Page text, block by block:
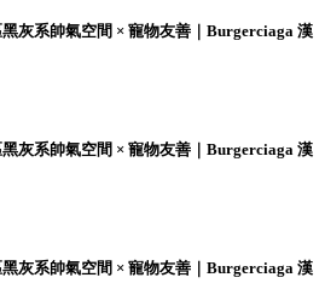
灰系帥氣空間 × 寵物友善｜Burgerciaga 漢
灰系帥氣空間 × 寵物友善｜Burgerciaga 漢
灰系帥氣空間 × 寵物友善｜Burgerciaga 漢